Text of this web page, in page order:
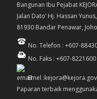
Bangunan Ibu Pejabat
Jalan Dato’ Hj. Hassan Yunus,
81930 Bandar Penawar,
No. Telefon : +607-
No. Faks : +607-8221600
Emel
Paparan terbaik